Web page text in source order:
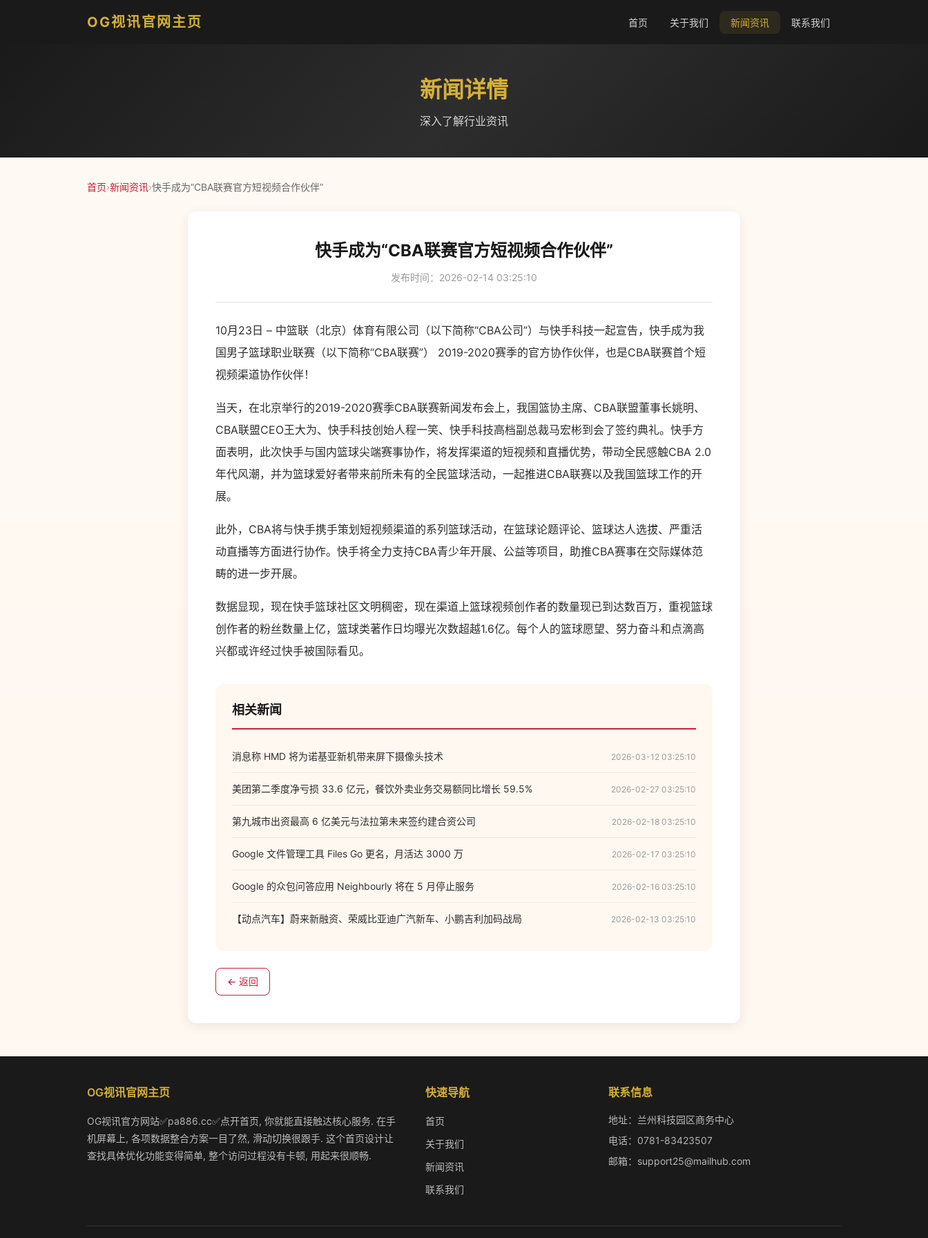
OG视讯官网主页 首页 关于我们 新闻资讯 联系我们
新闻详情
深入了解行业资讯
首页›新闻资讯›快手成为“CBA联赛官方短视频合作伙伴”
快手成为“CBA联赛官方短视频合作伙伴”
发布时间：2026-02-14 03:25:10
10月23日 – 中篮联（北京）体育有限公司（以下简称“CBA公司”）与快手科技一起宣告，快手成为我
国男子篮球职业联赛（以下简称“CBA联赛”） 2019-2020赛季的官方协作伙伴，也是CBA联赛首个短
视频渠道协作伙伴！
当天，在北京举行的2019-2020赛季CBA联赛新闻发布会上，我国篮协主席、CBA联盟董事长姚明、
CBA联盟CEO王大为、快手科技创始人程一笑、快手科技高档副总裁马宏彬到会了签约典礼。快手方
面表明，此次快手与国内篮球尖端赛事协作，将发挥渠道的短视频和直播优势，带动全民感触CBA 2.0
年代风潮，并为篮球爱好者带来前所未有的全民篮球活动，一起推进CBA联赛以及我国篮球工作的开
展。
此外，CBA将与快手携手策划短视频渠道的系列篮球活动，在篮球论题评论、篮球达人选拔、严重活
动直播等方面进行协作。快手将全力支持CBA青少年开展、公益等项目，助推CBA赛事在交际媒体范
畴的进一步开展。
数据显现，现在快手篮球社区文明稠密，现在渠道上篮球视频创作者的数量现已到达数百万，重视篮球
创作者的粉丝数量上亿，篮球类著作日均曝光次数超越1.6亿。每个人的篮球愿望、努力奋斗和点滴高
兴都或许经过快手被国际看见。
相关新闻
消息称 HMD 将为诺基亚新机带来屏下摄像头技术 2026-03-12 03:25:10
美团第二季度净亏损 33.6 亿元，餐饮外卖业务交易额同比增长 59.5% 2026-02-27 03:25:10
第九城市出资最高 6 亿美元与法拉第未来签约建合资公司 2026-02-18 03:25:10
Google 文件管理工具 Files Go 更名，月活达 3000 万 2026-02-17 03:25:10
Google 的众包问答应用 Neighbourly 将在 5 月停止服务 2026-02-16 03:25:10
【动点汽车】蔚来新融资、荣威比亚迪广汽新车、小鹏吉利加码战局 2026-02-13 03:25:10
← 返回
OG视讯官网主页
OG视讯官方网站✅pa886.cc✅点开首页, 你就能直接触达核心服务. 在手
机屏幕上, 各项数据整合方案一目了然, 滑动切换很跟手. 这个首页设计让
查找具体优化功能变得简单, 整个访问过程没有卡顿, 用起来很顺畅.
快速导航
首页
关于我们
新闻资讯
联系我们
联系信息
地址：兰州科技园区商务中心
电话：0781-83423507
邮箱：support25@mailhub.com